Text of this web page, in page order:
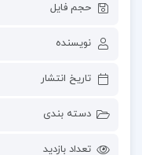
حجم فایل
نویسنده
تاریخ انتشار
دسته بندی
تعداد بازدید